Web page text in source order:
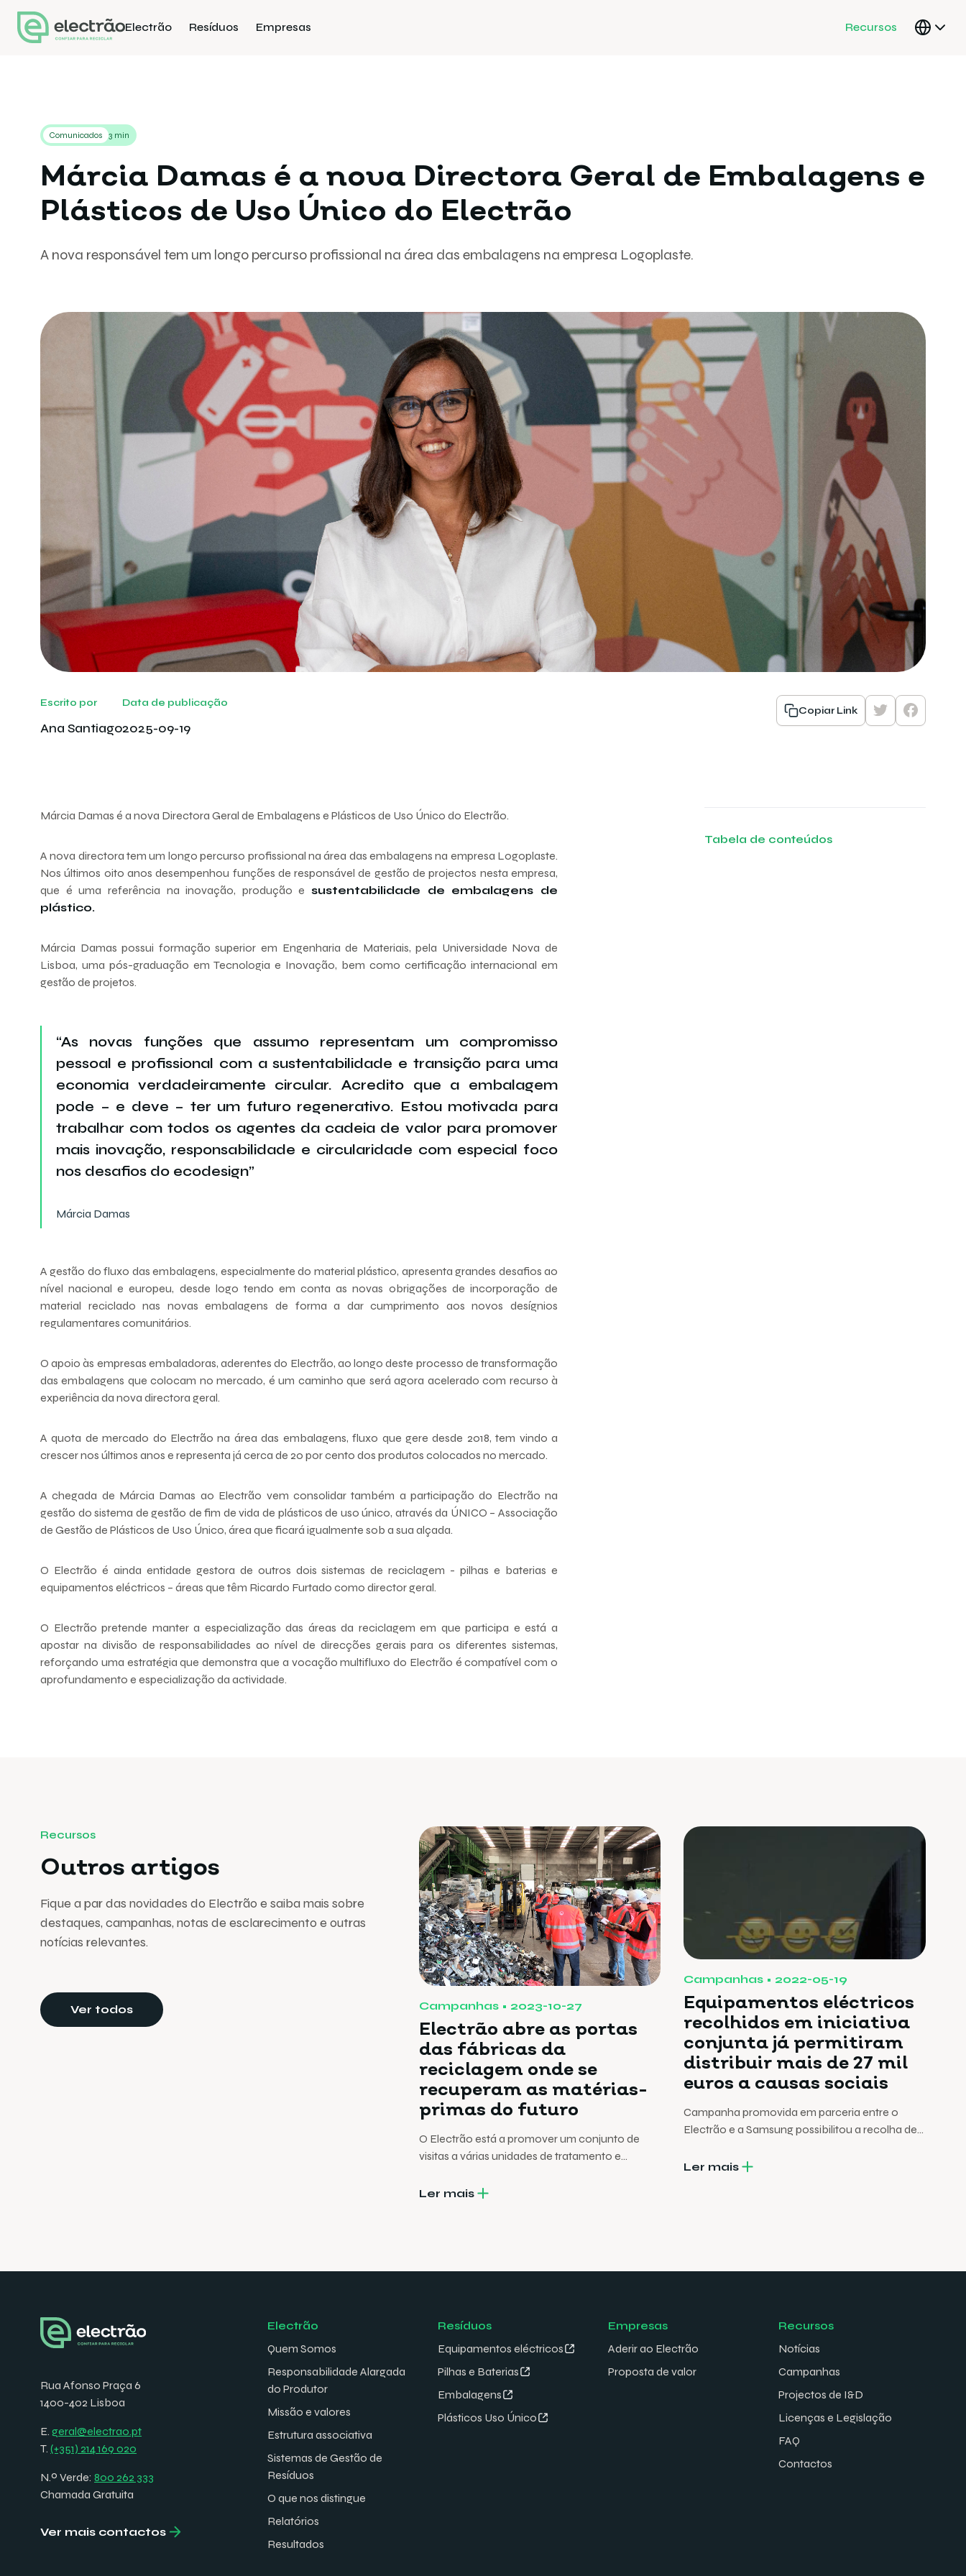
Electrão Resíduos Empresas Recursos
Comunicados 3 min
Márcia Damas é a nova Directora Geral de Embalagens e
Plásticos de Uso Único do Electrão
A nova responsável tem um longo percurso profissional na área das embalagens na empresa Logoplaste.
Escrito por
Ana Santiago
Data de publicação
2025-09-19
Copiar Link
Márcia Damas é a nova Directora Geral de Embalagens e Plásticos de Uso Único do Electrão.
A nova directora tem um longo percurso profissional na área das embalagens na empresa Logoplaste.
Nos últimos oito anos desempenhou funções de responsável de gestão de projectos nesta empresa,
que é uma referência na inovação, produção esustentabilidade de embalagens de
plástico.
Márcia Damas possui formação superior em Engenharia de Materiais, pela Universidade Nova de
Lisboa, uma pós-graduação em Tecnologia e Inovação, bem como certificação internacional em
gestão de projetos.
“As novas funções que assumo representam um compromisso
pessoal e profissional com a sustentabilidade e transição para uma
economia verdadeiramente circular. Acredito que a embalagem
pode – e deve – ter um futuro regenerativo. Estou motivada para
trabalhar com todos os agentes da cadeia de valor para promover
mais inovação, responsabilidade e circularidade com especial foco
nos desafios do ecodesign”
Márcia Damas
A gestão do fluxo das embalagens, especialmente do material plástico, apresenta grandes desafios ao
nível nacional e europeu, desde logo tendo em conta as novas obrigações de incorporação de
material reciclado nas novas embalagens de forma a dar cumprimento aos novos desígnios
regulamentares comunitários.
O apoio às empresas embaladoras, aderentes do Electrão, ao longo deste processo de transformação
das embalagens que colocam no mercado, é um caminho que será agora acelerado com recurso à
experiência da nova directora geral.
A quota de mercado do Electrão na área das embalagens, fluxo que gere desde 2018, tem vindo a
crescer nos últimos anos e representa já cerca de 20 por cento dos produtos colocados no mercado.
A chegada de Márcia Damas ao Electrão vem consolidar também a participação do Electrão na
gestão do sistema de gestão de fim de vida de plásticos de uso único, através da ÚNICO – Associação
de Gestão de Plásticos de Uso Único, área que ficará igualmente sob a sua alçada.
O Electrão é ainda entidade gestora de outros dois sistemas de reciclagem - pilhas e baterias e
equipamentos eléctricos – áreas que têm Ricardo Furtado como director geral.
O Electrão pretende manter a especialização das áreas da reciclagem em que participa e está a
apostar na divisão de responsabilidades ao nível de direcções gerais para os diferentes sistemas,
reforçando uma estratégia que demonstra que a vocação multifluxo do Electrão é compatível com o
aprofundamento e especialização da actividade.
Tabela de conteúdos
Recursos
Outros artigos
Fique a par das novidades do Electrão e saiba mais sobre
destaques, campanhas, notas de esclarecimento e outras
notícias relevantes.
Ver todos Campanhas 2023-10-27
Electrão abre as portas
das fábricas da
reciclagem onde se
recuperam as matérias-
primas do futuro
O Electrão está a promover um conjunto de
visitas a várias unidades de tratamento e
resíduos depois de serem colocados nos
Ler mais
Campanhas 2022-05-19
Equipamentos eléctricos
recolhidos em iniciativa
conjunta já permitiram
distribuir mais de 27 mil
euros a causas sociais
Campanha promovida em parceria entre o
Electrão e a Samsung possibilitou a recolha de
vida
Ler mais
Rua Afonso Praça 6
1400-402 Lisboa
E. geral@electrao.pt
T. (+351) 214 169 020
N.º Verde: 800 262 333
Chamada Gratuita
Ver mais contactos
Electrão
Quem Somos
Responsabilidade Alargada
do Produtor
Missão e valores
Estrutura associativa
Sistemas de Gestão de
Resíduos
O que nos distingue
Relatórios
Resultados
Resíduos
Equipamentos eléctricos
Pilhas e Baterias
Embalagens
Plásticos Uso Único
Empresas
Aderir ao Electrão
Proposta de valor
Recursos
Notícias
Campanhas
Projectos de I&D
Licenças e Legislação
FAQ
Contactos